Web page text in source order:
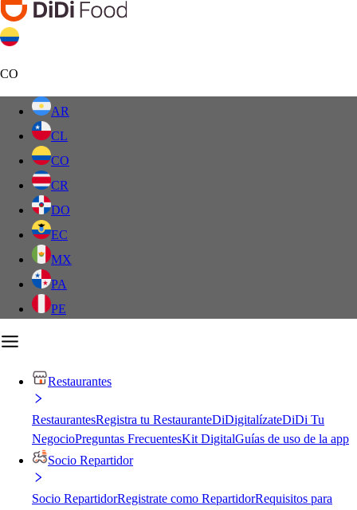
CO
AR
CL
CO
CR
DO
EC
MX
PA
PE
Restaurantes
RestaurantesRegistra tu RestauranteDiDigitalízateDiDi Tu
NegocioPreguntas FrecuentesKit DigitalGuías de uso de la app
Socio Repartidor
Socio RepartidorRegistrate como RepartidorRequisitos para